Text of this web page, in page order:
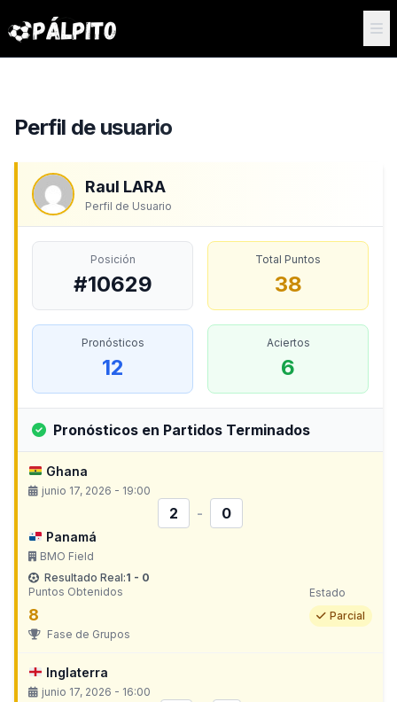
Perfil de usuario
Raul LARA
Perfil de Usuario
Posición
#10629
Total Puntos
38
Pronósticos
12
Aciertos
6
Pronósticos en Partidos Terminados
Ghana
junio 17, 2026 - 19:00
2 - 0
Panamá
BMO Field
Resultado Real:1 - 0
Puntos Obtenidos
8
Estado
Parcial
Fase de Grupos
Inglaterra
junio 17, 2026 - 16:00